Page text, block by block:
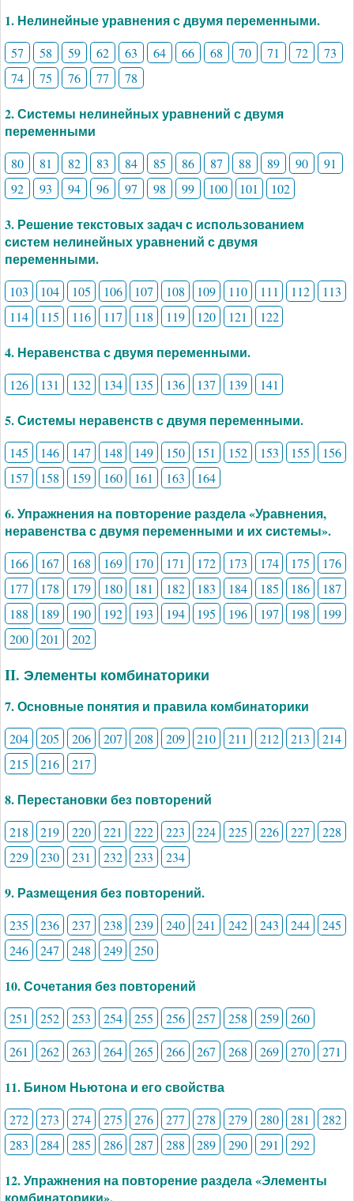
1. Нелинейные уравнения с двумя переменными.
57 58 59 62 63 64 66 68 70 71 72
73
74
75 76 77 78
2. Системы нелинейных уравнений с двумя
переменными
80 81 82 83 84 85 86 87 88 89 90
91
92
93 94 96 97 98 99 100 101 102
3. Решение текстовых задач с использованием
систем нелинейных уравнений с двумя
переменными.
103 104 105 106 107 108 109 110 111 112
113
114
115 116 117 118 119 120 121 122
4. Неравенства с двумя переменными.
126 131 132 134 135 136 137 139 141
5. Системы неравенств с двумя переменными.
145 146 147 148 149 150 151 152 153 155
156
157
158 159 160 161 163 164
6. Упражнения на повторение раздела «Уравнения,
неравенства с двумя переменными и их системы».
166 167 168 169 170 171 172 173 174 175
176
177
178 179 180 181 182 183 184 185 186
187
188
189 190 192 193 194 195 196 197 198
199
200
201 202
II. Элементы комбинаторики
7. Основные понятия и правила комбинаторики
204 205 206 207 208 209 210 211 212 213
214
215
216 217
8. Перестановки без повторений
218 219 220 221 222 223 224 225 226 227
228
229
230 231 232 233 234
9. Размещения без повторений.
235 236 237 238 239 240 241 242 243 244
245
246
247 248 249 250
10. Сочетания без повторений
251 252 253 254 255 256 257 258 259
260
261
262 263 264 265 266 267 268 269 270 271
11. Бином Ньютона и его свойства
272 273 274 275 276 277 278 279 280 281
282
283
284 285 286 287 288 289 290 291 292
12. Упражнения на повторение раздела «Элементы
комбинаторики».